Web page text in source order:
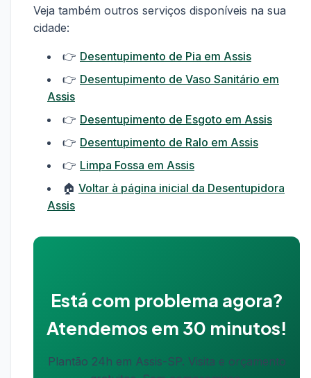
Veja também outros serviços disponíveis na sua
cidade:
👉 Desentupimento de Pia em Assis
👉 Desentupimento de Vaso Sanitário em
Assis
👉 Desentupimento de Esgoto em Assis
👉 Desentupimento de Ralo em Assis
👉 Limpa Fossa em Assis
🏠 Voltar à página inicial da Desentupidora
Assis
Está com problema agora?
Atendemos em 30 minutos!
Plantão 24h em Assis-SP. Visita e orçamento